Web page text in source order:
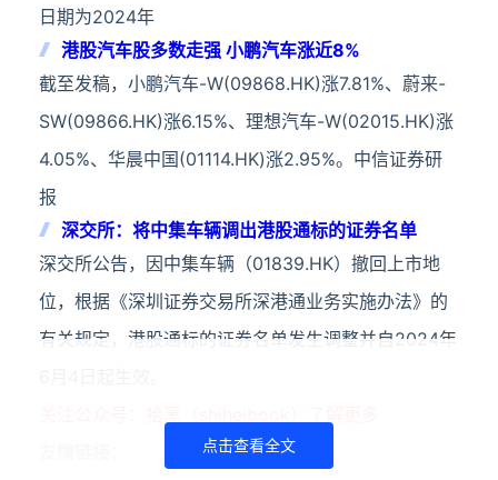
日期为2024年
港股汽车股多数走强 小鹏汽车涨近8%
截至发稿，小鹏汽车-W(09868.HK)涨7.81%、蔚来-
SW(09866.HK)涨6.15%、理想汽车-W(02015.HK)涨
4.05%、华晨中国(01114.HK)涨2.95%。中信证券研
报
深交所：将中集车辆调出港股通标的证券名单
深交所公告，因中集车辆（01839.HK）撤回上市地
位，根据《深圳证券交易所深港通业务实施办法》的
有关规定，港股通标的证券名单发生调整并自2024年
点击查看全文